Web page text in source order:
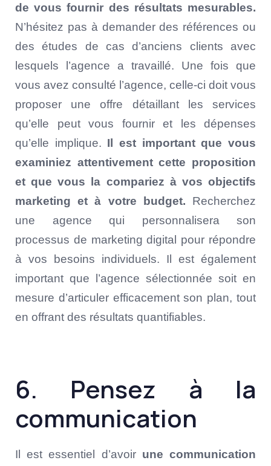
de vous fournir des résultats mesurables.
N’hésitez pas à demander des références ou
des études de cas d’anciens clients avec
lesquels l’agence a travaillé. Une fois que
vous avez consulté l’agence, celle-ci doit vous
proposer une offre détaillant les services
qu’elle peut vous fournir et les dépenses
qu’elle implique. Il est important que vous
examiniez attentivement cette proposition
et que vous la compariez à vos objectifs
marketing et à votre budget. Recherchez
une agence qui personnalisera son
processus de marketing digital pour répondre
à vos besoins individuels. Il est également
important que l’agence sélectionnée soit en
mesure d’articuler efficacement son plan, tout
en offrant des résultats quantifiables.
6. Pensez à la
communication
Il est essentiel d’avoir une communication